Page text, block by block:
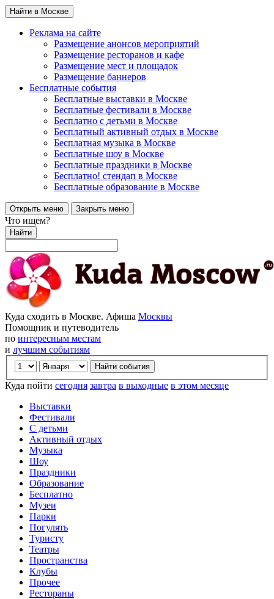
Найти в Москве
Реклама на сайте
Размещение анонсов мероприятий
Размещение ресторанов и кафе
Размещение мест и площадок
Размещение баннеров
Бесплатные события
Бесплатные выставки в Москве
Бесплатные фестивали в Москве
Бесплатно с детьми в Москве
Бесплатный активный отдых в Москве
Бесплатная музыка в Москве
Бесплатные шоу в Москве
Бесплатные праздники в Москве
Бесплатно! стендап в Москве
Бесплатные образование в Москве
Открыть меню Закрыть меню
Что ищем?
Найти
Куда сходить в Москве. Афиша Москвы
Помощник и путеводитель
по интересным местам
и лучшим событиям
Куда пойти сегодня завтра в выходные в этом месяце
Выставки
Фестивали
С детьми
Активный отдых
Музыка
Шоу
Праздники
Образование
Бесплатно
Музеи
Парки
Погулять
Туристу
Театры
Пространства
Клубы
Прочее
Рестораны